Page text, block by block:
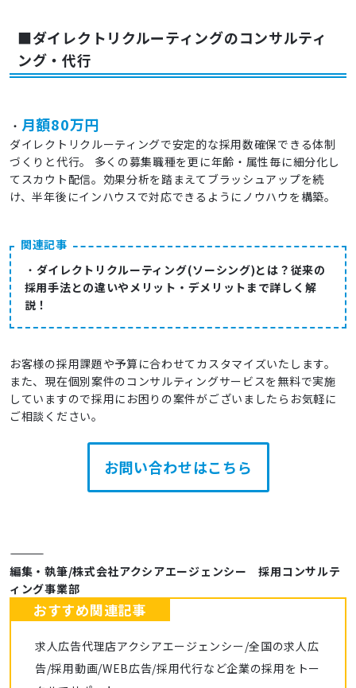
■ダイレクトリクルーティングのコンサルティ
ング・代行
・ 月額80万円
ダイレクトリクルーティングで安定的な採用数確保できる体制
づくりと代行。 多くの募集職種を更に年齢・属性毎に細分化し
てスカウト配信。効果分析を踏まえてブラッシュアップを続
け、半年後にインハウスで対応できるようにノウハウを構築。
関連記事
・ ダイレクトリクルーティング(ソーシング)とは？従来の
採用手法との違いやメリット・デメリットまで詳しく解
説！
お客様の採用課題や予算に合わせてカスタマイズいたします。
また、現在個別案件のコンサルティングサービスを無料で実施
していますので採用にお困りの案件がございましたらお気軽に
ご相談ください。
お問い合わせはこちら
――――――――――――
編集・執筆/株式会社アクシアエージェンシー 採用コンサルテ
ィング事業部
おすすめ関連記事
求人広告代理店アクシアエージェンシー/全国の求人広
告/採用動画/WEB広告/採用代行など企業の採用をトー